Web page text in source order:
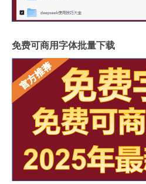
免费可商用字体批量下载